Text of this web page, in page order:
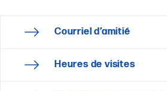
Courriel d’amitié
Heures de visites